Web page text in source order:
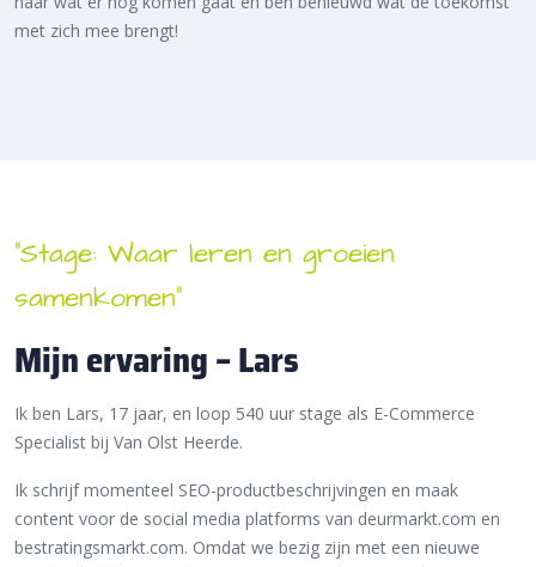
met zich mee brengt!
“Stage: Waar leren en groeien
samenkomen”
Mijn ervaring – Lars
Ik ben Lars, 17 jaar, en loop 540 uur stage als E-Commerce
Specialist bij Van Olst Heerde.
Ik schrijf momenteel SEO-productbeschrijvingen en maak
content voor de social media platforms van deurmarkt.com en
bestratingsmarkt.com. Omdat we bezig zijn met een nieuwe